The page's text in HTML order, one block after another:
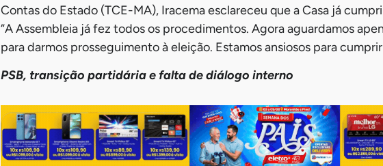
Contas do Estado (TCE-MA), Iracema esclareceu que a Casa já
“A Assembleia já fez todos os procedimentos. Agora aguardamos
para darmos prosseguimento à eleição. Estamos ansiosos para
PSB, transição partidária e falta de diálogo interno